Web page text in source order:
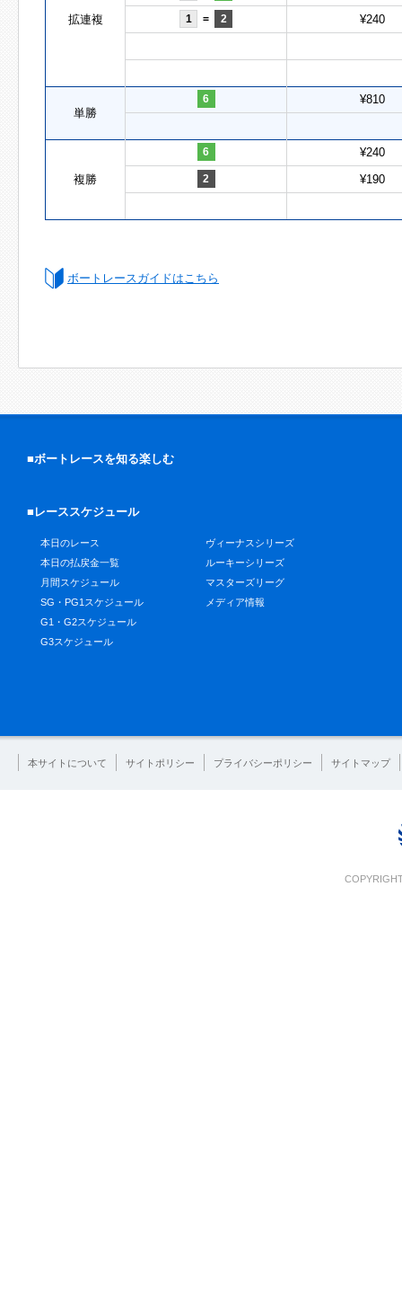
拡連複 1 = 2 ¥240
単勝
6 ¥810
複勝
6 ¥240
2 ¥190
ボートレースガイドはこちら
■ボートレースを知る楽しむ
■レーススケジュール
本日のレース
本日の払戻金一覧
月間スケジュール
SG・PG1スケジュール
G1・G2スケジュール
G3スケジュール
ヴィーナスシリーズ
ルーキーシリーズ
マスターズリーグ
メディア情報
本サイトについて サイトポリシー プライバシーポリシー サイトマップ